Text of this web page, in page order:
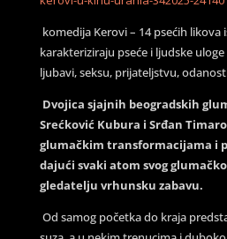
komedija Kerovi – 14 psećih
karakteriziraju pseće i ljudske
ljubavi, seksu, prijateljstvu,
Dvojica sjajnih beogradskih
Srećković Kubura i Srđan
glumačkim transformacijama i
dajući svaki atom svog
gledatelju vrhunsku zabavu.
Od samog početka do kraja